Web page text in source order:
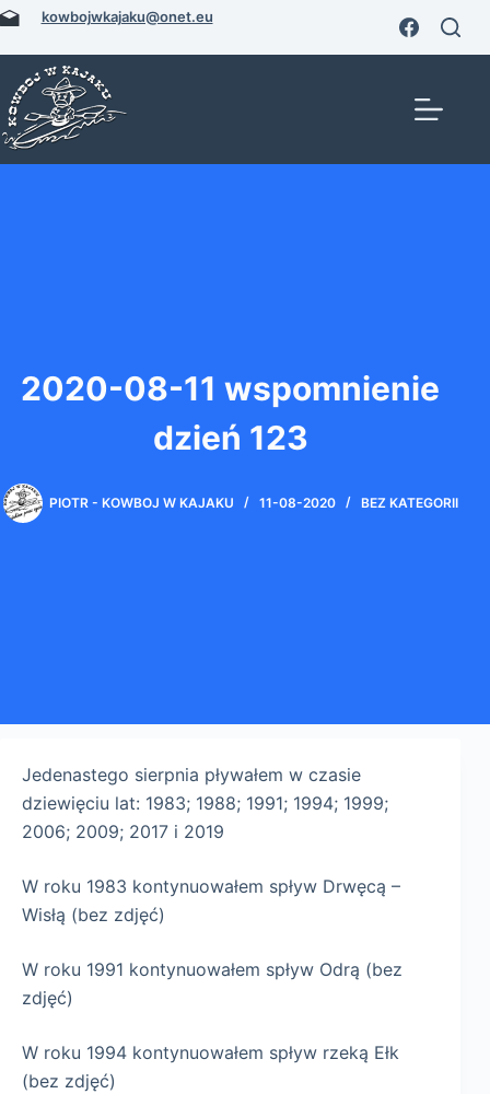
Przejdź
treści
kowbojwkajaku@onet.eu
2020-08-11 wspomnienie
dzień 123
PIOTR - KOWBOJ W KAJAKU 11-08-2020 BEZ KATEGORII
Jedenastego sierpnia pływałem w czasie
dziewięciu lat: 1983; 1988; 1991; 1994; 1999;
2006; 2009; 2017 i 2019
W roku 1983 kontynuowałem spływ Drwęcą –
Wisłą (bez zdjęć)
W roku 1991 kontynuowałem spływ Odrą (bez
zdjęć)
W roku 1994 kontynuowałem spływ rzeką Ełk
(bez zdjęć)